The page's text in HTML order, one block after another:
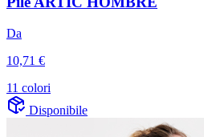
Da
10,71 €
11 colori
Disponibile